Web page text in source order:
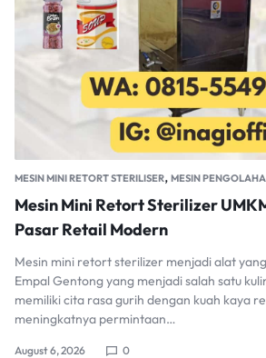
MESIN MINI RETORT STERILISER, MESIN
Mesin Mini Retort Sterilizer
Pasar Retail Modern
Mesin mini retort sterilizer menjadi alat
Empal Gentong yang menjadi salah satu
memiliki cita rasa gurih dengan kuah kaya
meningkatnya permintaan…
August 6, 2026 0